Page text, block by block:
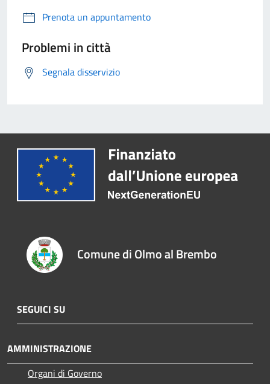
Prenota un appuntamento
Problemi in città
Segnala disservizio
Comune di Olmo al Brembo
SEGUICI SU
AMMINISTRAZIONE
Organi di Governo